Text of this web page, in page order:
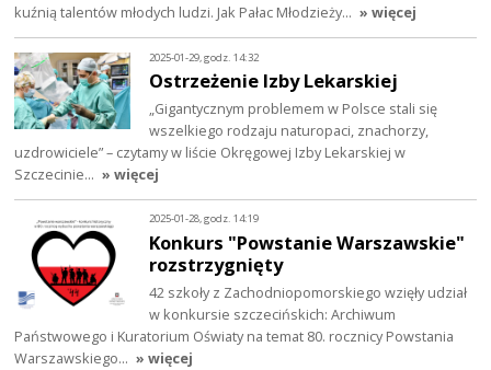
kuźnią talentów młodych ludzi. Jak Pałac Młodzieży… » więcej
2025-01-29, godz. 14:32
Ostrzeżenie Izby Lekarskiej
„Gigantycznym problemem w Polsce stali się
wszelkiego rodzaju naturopaci, znachorzy,
uzdrowiciele” – czytamy w liście Okręgowej Izby Lekarskiej w
Szczecinie… » więcej
2025-01-28, godz. 14:19
Konkurs "Powstanie Warszawskie"
rozstrzygnięty
42 szkoły z Zachodniopomorskiego wzięły udział
w konkursie szczecińskich: Archiwum
Państwowego i Kuratorium Oświaty na temat 80. rocznicy Powstania
Warszawskiego… » więcej